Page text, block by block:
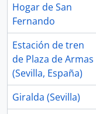
Hogar de San
Fernando
Estación de tren
de Plaza de Armas
(Sevilla, España)
Giralda (Sevilla)